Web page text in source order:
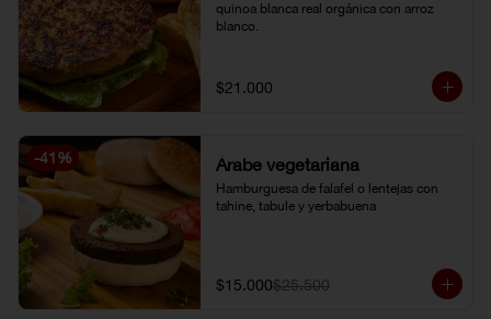
quinoa blanca real orgánica con arroz
blanco.
$21.000
-41 % Árabe vegetariana
Hamburguesa de falafel o lentejas con
tahine, tabule y yerbabuena
$15.000$25.500